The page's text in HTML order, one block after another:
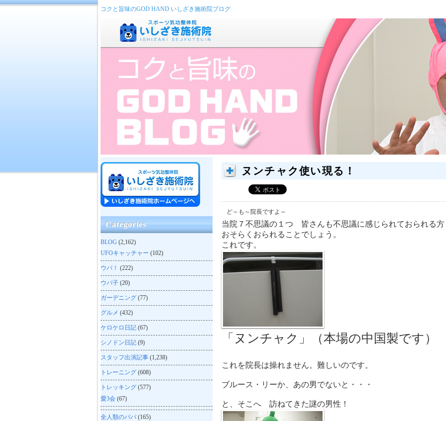
コクと旨味のGOD HAND いしざき施術院ブログ
ヌンチャク使い現る！
ど～も～院長ですよ～
当院７不思議の１つ 皆さんも不思議に感じられておられる方
おそらくおられることでしょう。
これです。
「ヌンチャク」（本場の中国製です）
これを院長は操れません。難しいのです。
ブルース・リーか、あの男でないと・・・
と、そこへ 訪ねてきた謎の男性！
Categories
BLOG (2,162)
UFOキャッチャー (102)
ウパ！ (222)
ウパ子 (20)
ガーデニング (77)
グルメ (432)
ケロケロ日記 (67)
シノドン日記 (9)
スタッフ出演記事 (1,238)
トレーニング (608)
トレッキング (577)
愛3会 (67)
全人類のパパ (165)